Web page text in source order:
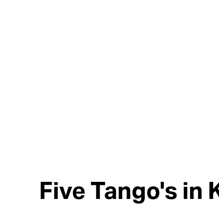
Five Tango's in